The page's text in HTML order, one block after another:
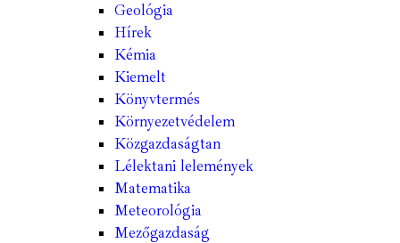
Geológia
Hírek
Kémia
Kiemelt
Könyvtermés
Környezetvédelem
Közgazdaságtan
Lélektani lelemények
Matematika
Meteorológia
Mezőgazdaság